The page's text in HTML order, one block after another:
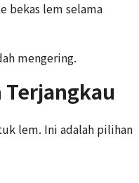
bekas lem selama
mengering.
Terjangkau
lem. Ini adalah pilihan